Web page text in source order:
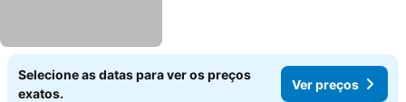
Selecione as datas para ver os preços
exatos.
Ver preços